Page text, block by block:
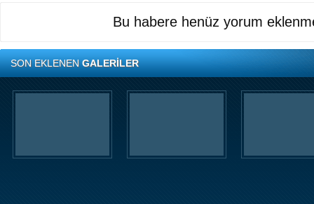
Bu habere henüz yorum
SON EKLENENGALERİLER